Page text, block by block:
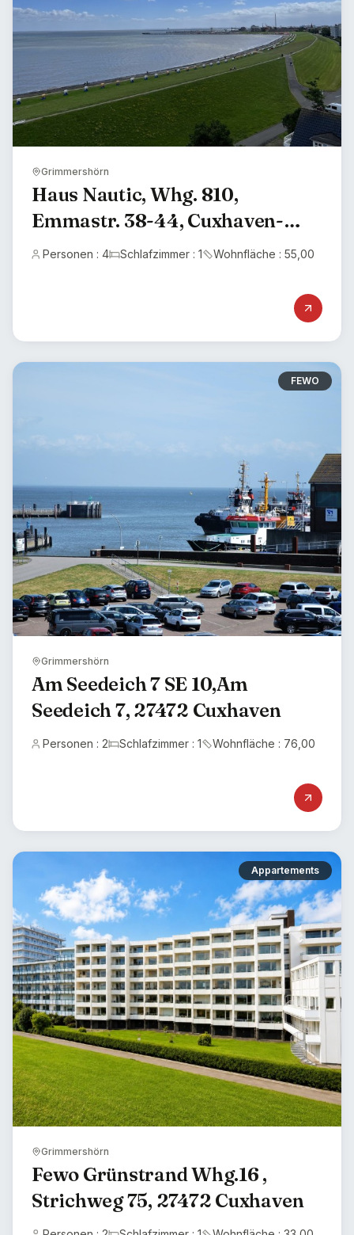
Grimmershörn
Haus Nautic, Whg. 810,
Emmastr. 38-44, Cuxhaven-
Grimmershörn, Seesicht
Personen : 4 Schlafzimmer : 1 Wohnfläche : 55,00
FEWO
Grimmershörn
Am Seedeich 7 SE 10,Am
Seedeich 7, 27472 Cuxhaven
Personen : 2 Schlafzimmer : 1 Wohnfläche : 76,00
Appartements
Grimmershörn
Fewo Grünstrand Whg.16 ,
Strichweg 75, 27472 Cuxhaven